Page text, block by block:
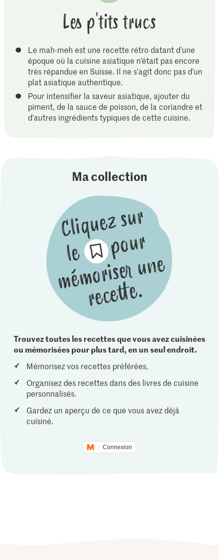
Les p'tits trucs
Le mah-meh est une recette rétro datant d’une
époque où la cuisine asiatique n’était pas encore
très répandue en Suisse. Il ne s’agit donc pas d’un
plat asiatique authentique.
Pour intensifier la saveur asiatique, ajouter du
piment, de la sauce de poisson, de la coriandre et
d’autres ingrédients typiques de cette cuisine.
Ma collection
Trouvez toutes les recettes que vous avez cuisinées
ou mémorisées pour plus tard, en un seul endroit.
Mémorisez vos recettes préférées.
Organisez des recettes dans des livres de cuisine
personnalisés.
Gardez un aperçu de ce que vous avez déjà
cuisiné.
Connexion